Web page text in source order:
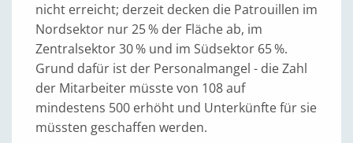
nicht erreicht; derzeit decken die Patrouillen im
Nordsektor nur 25 % der Fläche ab, im
Zentralsektor 30 % und im Südsektor 65 %.
Grund dafür ist der Personalmangel - die Zahl
der Mitarbeiter müsste von 108 auf
mindestens 500 erhöht und Unterkünfte für sie
müssten geschaffen werden.